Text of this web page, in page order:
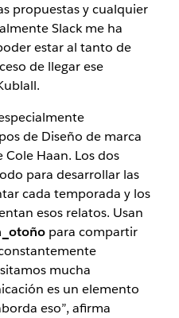
propuestas y cualquier
Slack me ha
estar al tanto de
de llegar ese
de Diseño de marca
Haan. Los dos
para desarrollar las
cada temporada y los
esos relatos. Usan
para compartir
mucha
es un elemento
eso”, afirma